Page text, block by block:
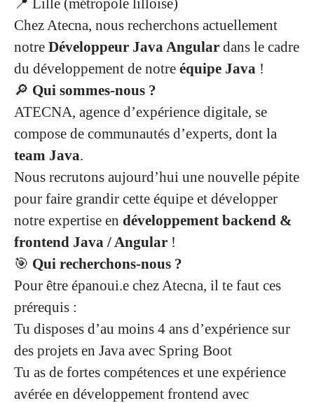
📍 Lille (métropole lilloise)
Chez Atecna, nous recherchons actuellement
notre Développeur Java Angular dans le cadre
du développement de notre équipe Java !
🔎 Qui sommes-nous ?
ATECNA, agence d’expérience digitale, se
compose de communautés d’experts, dont la
team Java.
Nous recrutons aujourd’hui une nouvelle pépite
pour faire grandir cette équipe et développer
notre expertise en développement backend &
frontend Java / Angular !
🎯 Qui recherchons-nous ?
Pour être épanoui.e chez Atecna, il te faut ces
prérequis :
Tu disposes d’au moins 4 ans d’expérience sur
des projets en Java avec Spring Boot
Tu as de fortes compétences et une expérience
avérée en développement frontend avec